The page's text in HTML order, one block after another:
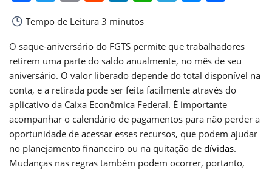
Tempo de Leitura 3 minutos
O saque-aniversário do FGTS permite que trabalhadores
retirem uma parte do saldo anualmente, no mês de seu
aniversário. O valor liberado depende do total disponível na
conta, e a retirada pode ser feita facilmente através do
aplicativo da Caixa Econômica Federal. É importante
acompanhar o calendário de pagamentos para não perder a
oportunidade de acessar esses recursos, que podem ajudar
no planejamento financeiro ou na quitação de dívidas.
Mudanças nas regras também podem ocorrer, portanto,